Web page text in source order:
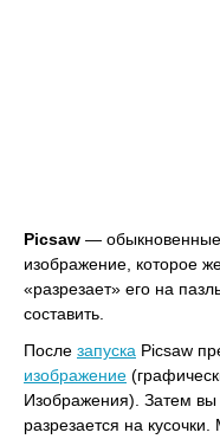
Picsaw —
изображение, которое
«разрезает» его на
составить.
После запуска Picsaw
изображение
Изображения). Затем
разрезается на